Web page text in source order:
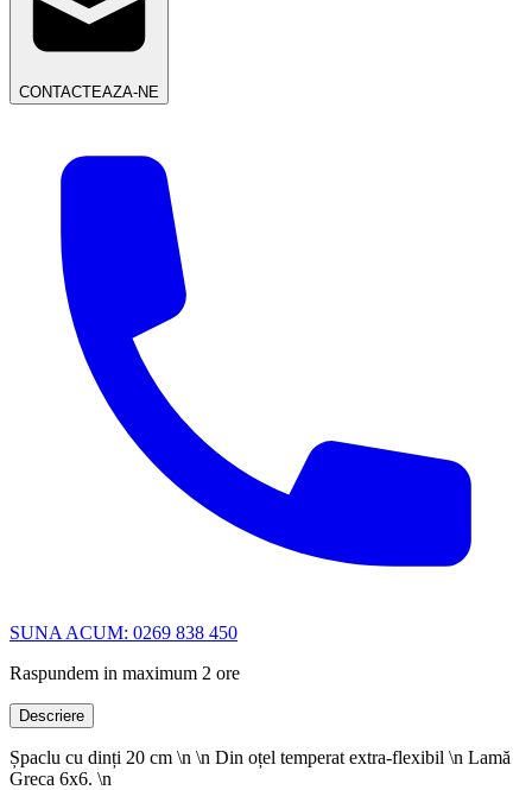
CONTACTEAZA-NE
SUNA ACUM: 0269 838 450
Raspundem in maximum 2 ore
Descriere
Șpaclu cu dinți 20 cm \n \n Din oțel temperat extra-flexibil \n Lamă
Greca 6x6. \n